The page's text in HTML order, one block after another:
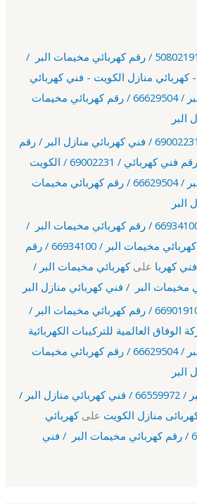
كهربائي مخيمات البر / 50802191 / رقم كهربائي مخيمات البر /
كهربائي منازل الكويت - فني كهربائي
كهربائي مخيمات البر / 66629504 / رقم كهربائي مخيمات
البر
كهربائي مخيمات البر / 69002231 / فني كهربائي منازل البر / رقم
/ 69002231 / الكويت
كهربائي مخيمات البر / 66629504 / رقم كهربائي مخيمات
البر
كهربائي مخيمات البر / 66934100 / رقم كهربائي مخيمات البر /
فني كهربائي منازل البر كهربائي مخيمات البر / 66934100 / رقم
كهربا علىكهربائي مخيمات البر /
كهربائي مخيمات البر / 66901910 / رقم كهربائي مخيمات البر /
الوفاق العالمية للتركيبات الكهربائية
كهربائي مخيمات البر / 66629504 / رقم كهربائي مخيمات
البر
رقم كهربائي مخيمات البر / 66559972 / فني كهربائي منازل البر /
منازل الكويت علىكهربائي
مخيمات البر / 66629504 / رقم كهربائي مخيمات البر / فني